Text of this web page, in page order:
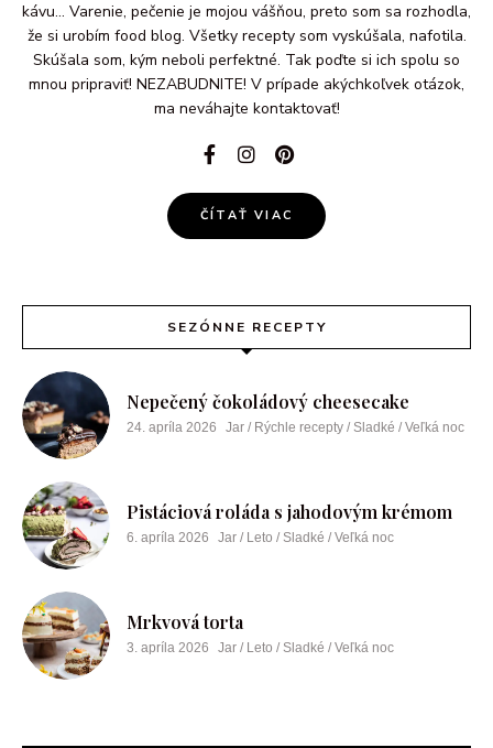
kávu... Varenie, pečenie je mojou vášňou, preto som sa rozhodla,
že si urobím food blog. Všetky recepty som vyskúšala, nafotila.
Skúšala som, kým neboli perfektné. Tak poďte si ich spolu so
mnou pripraviť! NEZABUDNITE! V prípade akýchkoľvek otázok,
ma neváhajte kontaktovať!
ČÍTAŤ VIAC
SEZÓNNE RECEPTY
Nepečený čokoládový cheesecake
24. apríla 2026 Jar / Rýchle recepty / Sladké / Veľká noc
Pistáciová roláda s jahodovým krémom
6. apríla 2026 Jar / Leto / Sladké / Veľká noc
Mrkvová torta
3. apríla 2026 Jar / Leto / Sladké / Veľká noc